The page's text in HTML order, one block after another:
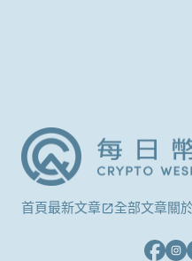
首頁最新文章 全部文章關